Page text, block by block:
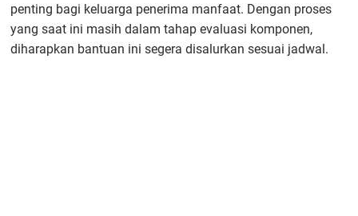
penting bagi keluarga penerima manfaat. Dengan proses
yang saat ini masih dalam tahap evaluasi komponen,
diharapkan bantuan ini segera disalurkan sesuai jadwal.